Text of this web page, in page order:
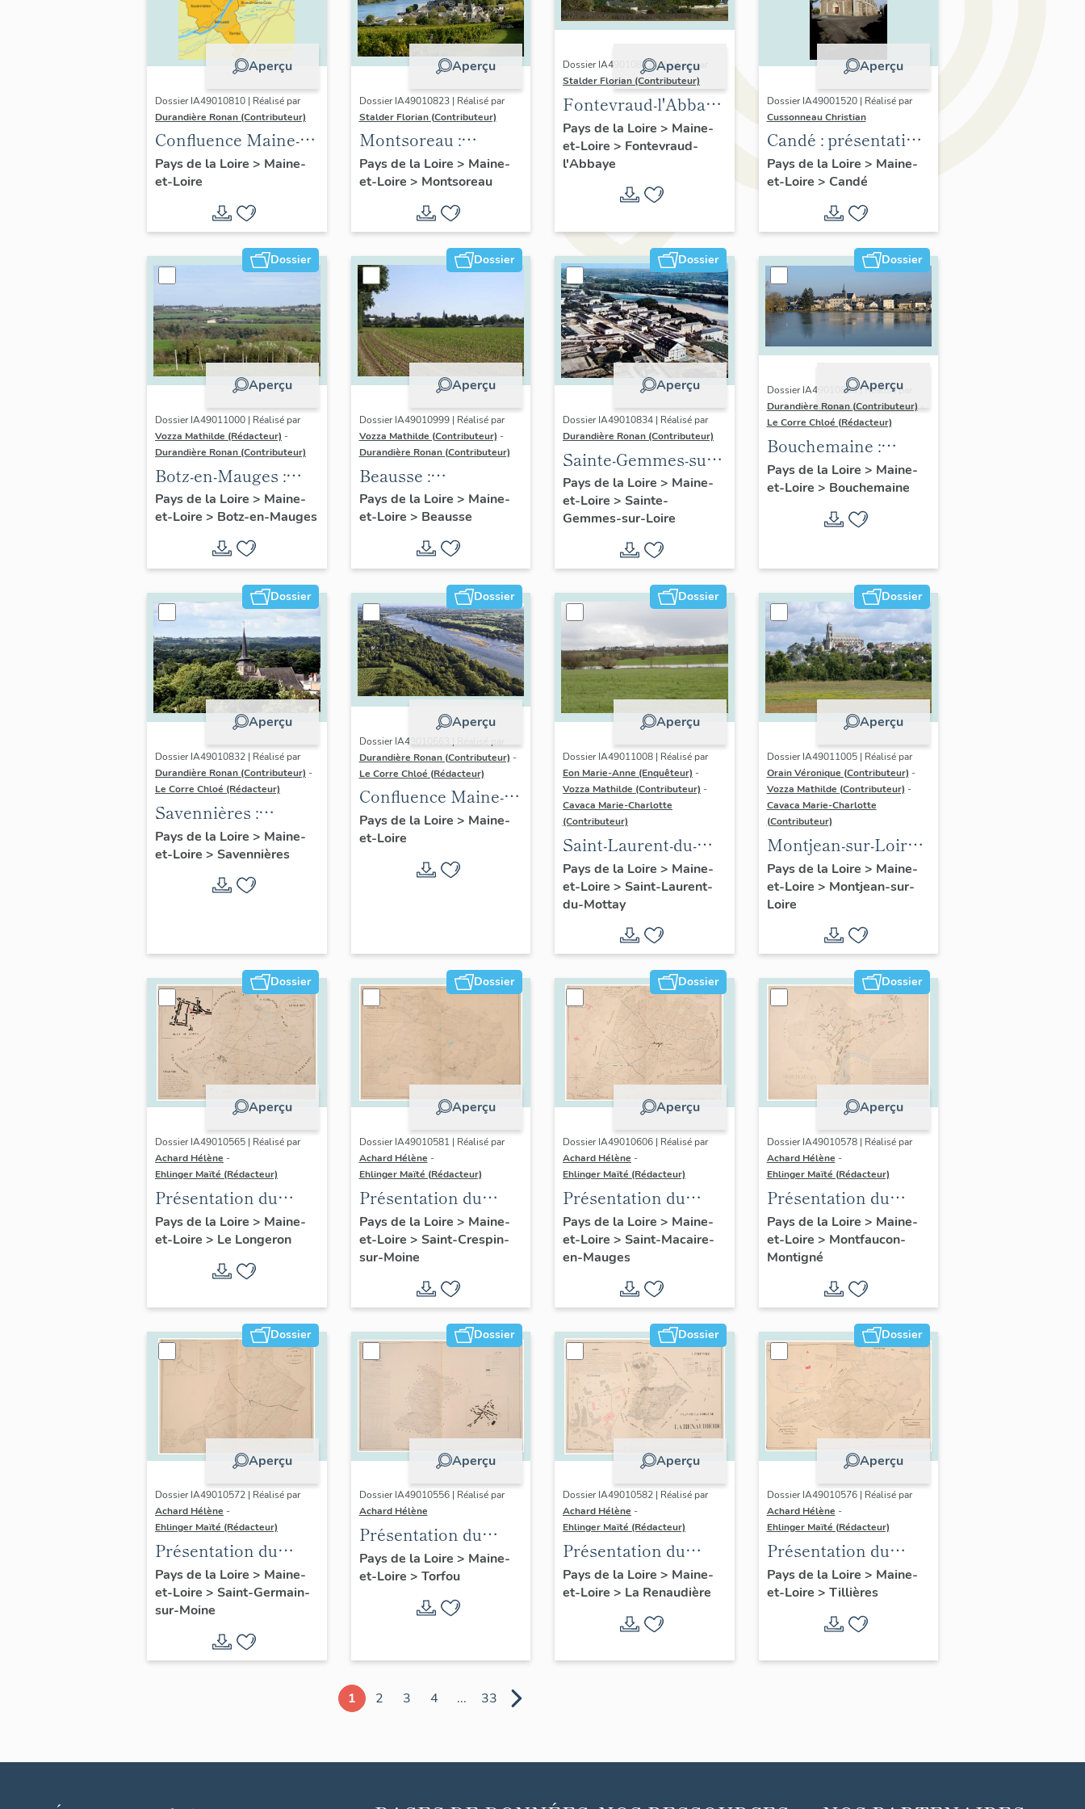
Aperçu
Dossier IA49010810 | Réalisé par
Durandière Ronan (Contributeur)
Confluence Maine-
Loire : présentation
de l'opération
thématique
Pays de la Loire > Maine-
et-Loire
Aperçu
Dossier IA49010823 | Réalisé par
Stalder Florian (Contributeur)
Montsoreau :
présentation de la
commune
Pays de la Loire > Maine-
et-Loire > Montsoreau
Aperçu
Dossier IA49010822 | Réalisé par
Stalder Florian (Contributeur)
Fontevraud-l'Abbaye
: présentation de la
commune
Pays de la Loire > Maine-
et-Loire > Fontevraud-
l'Abbaye
Aperçu
Dossier IA49001520 | Réalisé par
Cussonneau Christian
Candé : présentation
de la commune
Pays de la Loire > Maine-
et-Loire > Candé
Dossier
Aperçu
Dossier IA49011000 | Réalisé par
Vozza Mathilde (Rédacteur) -
Durandière Ronan (Contributeur)
Botz-en-Mauges :
présentation de la
commune
Pays de la Loire > Maine-
et-Loire > Botz-en-Mauges
Dossier
Aperçu
Dossier IA49010999 | Réalisé par
Vozza Mathilde (Contributeur) -
Durandière Ronan (Contributeur)
Beausse :
présentation de la
commune
Pays de la Loire > Maine-
et-Loire > Beausse
Dossier
Aperçu
Dossier IA49010834 | Réalisé par
Durandière Ronan (Contributeur)
Sainte-Gemmes-sur-
Loire : présentation
de la commune
Pays de la Loire > Maine-
et-Loire > Sainte-
Gemmes-sur-Loire
Dossier
Aperçu
Dossier IA49010833 | Réalisé par
Durandière Ronan (Contributeur)
Le Corre Chloé (Rédacteur)
Bouchemaine :
présentation de la
commune
Pays de la Loire > Maine-
et-Loire > Bouchemaine
Dossier
Aperçu
Dossier IA49010832 | Réalisé par
Durandière Ronan (Contributeur) -
Le Corre Chloé (Rédacteur)
Savennières :
présentation de la
commune
Pays de la Loire > Maine-
et-Loire > Savennières
Dossier
Aperçu
Dossier IA49010663 | Réalisé par
Durandière Ronan (Contributeur) -
Le Corre Chloé (Rédacteur)
Confluence Maine-
Loire : présentation
de l'aire d'étude
Pays de la Loire > Maine-
et-Loire
Dossier
Aperçu
Dossier IA49011008 | Réalisé par
Eon Marie-Anne (Enquêteur) -
Vozza Mathilde (Contributeur) -
Cavaca Marie-Charlotte
(Contributeur)
Saint-Laurent-du-
Mottay :
présentation de la
commune
Pays de la Loire > Maine-
et-Loire > Saint-Laurent-
du-Mottay
Dossier
Aperçu
Dossier IA49011005 | Réalisé par
Orain Véronique (Contributeur) -
Vozza Mathilde (Contributeur) -
Cavaca Marie-Charlotte
(Contributeur)
Montjean-sur-Loire :
présentation de la
commune
Pays de la Loire > Maine-
et-Loire > Montjean-sur-
Loire
Dossier
Aperçu
Dossier IA49010565 | Réalisé par
Achard Hélène -
Ehlinger Maïté (Rédacteur)
Présentation du
patrimoine
industriel de la
commune du
Pays de la Loire > Maine-
et-Loire > Le Longeron
Dossier
Aperçu
Dossier IA49010581 | Réalisé par
Achard Hélène -
Ehlinger Maïté (Rédacteur)
Présentation du
patrimoine
industriel de la
commune de Saint-
Crespin-sur-Moine
Pays de la Loire > Maine-
et-Loire > Saint-Crespin-
sur-Moine
Dossier
Aperçu
Dossier IA49010606 | Réalisé par
Achard Hélène -
Ehlinger Maïté (Rédacteur)
Présentation du
patrimoine
industriel de la
commune de Saint-
Macaire-en-Mauges
Pays de la Loire > Maine-
et-Loire > Saint-Macaire-
en-Mauges
Dossier
Aperçu
Dossier IA49010578 | Réalisé par
Achard Hélène -
Ehlinger Maïté (Rédacteur)
Présentation du
patrimoine
industriel de la
commune de
Montfaucon-
Montigné
Pays de la Loire > Maine-
et-Loire > Montfaucon-
Montigné
Dossier
Aperçu
Dossier IA49010572 | Réalisé par
Achard Hélène -
Ehlinger Maïté (Rédacteur)
Présentation du
patrimoine
industriel de la
commune de Saint-
Germain-sur-Moine
Pays de la Loire > Maine-
et-Loire > Saint-Germain-
sur-Moine
Dossier
Aperçu
Dossier IA49010556 | Réalisé par
Achard Hélène
Présentation du
patrimoine
industriel de la
commune de Torfou
Pays de la Loire > Maine-
et-Loire > Torfou
Dossier
Aperçu
Dossier IA49010582 | Réalisé par
Achard Hélène -
Ehlinger Maïté (Rédacteur)
Présentation du
patrimoine
industriel de la
commune de La
Pays de la Loire > Maine-
et-Loire > La Renaudière
Dossier
Aperçu
Dossier IA49010576 | Réalisé par
Achard Hélène -
Ehlinger Maïté (Rédacteur)
Présentation du
patrimoine
industriel de la
commune de
Pays de la Loire > Maine-
et-Loire > Tillières
1 2 3 4 ... 33